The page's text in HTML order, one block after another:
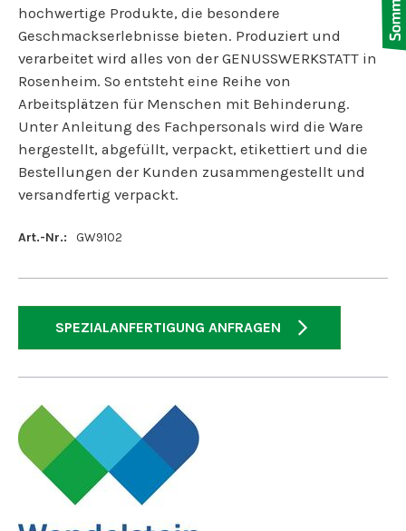
hochwertige Produkte, die besondere
Geschmackserlebnisse bieten. Produziert und
verarbeitet wird alles von der GENUSSWERKSTATT in
Rosenheim. So entsteht eine Reihe von
Arbeitsplätzen für Menschen mit Behinderung.
Unter Anleitung des Fachpersonals wird die Ware
hergestellt, abgefüllt, verpackt, etikettiert und die
Bestellungen der Kunden zusammengestellt und
versandfertig verpackt.
Art.-Nr.: GW9102
SPEZIALANFERTIGUNG ANFRAGEN